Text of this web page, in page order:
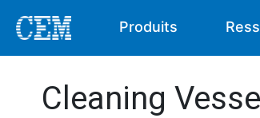
Produits
Cleaning